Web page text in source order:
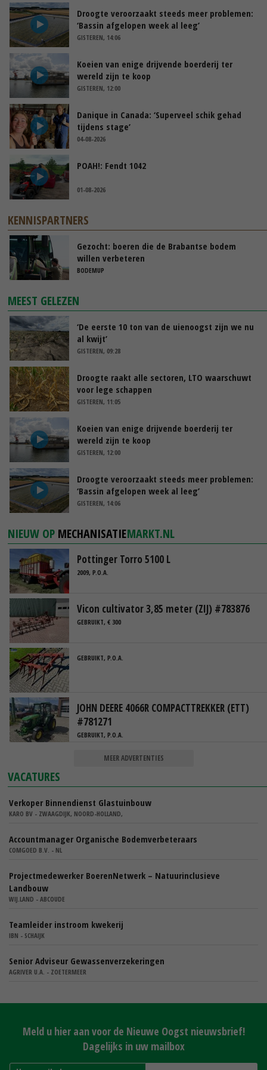
Droogte veroorzaakt steeds meer problemen:
‘Bassin afgelopen week al leeg’
GISTEREN, 14:06
Koeien van enige drijvende boerderij ter
wereld zijn te koop
GISTEREN, 12:00
Danique in Canada: ‘Superveel schik gehad
tijdens stage’
04-08-2026
POAH!: Fendt 1042
01-08-2026
KENNISPARTNERS
Gezocht: boeren die de Brabantse bodem
willen verbeteren
BODEMUP
MEEST GELEZEN
‘De eerste 10 ton van de uienoogst zijn we nu
al kwijt’
GISTEREN, 09:28
Droogte raakt alle sectoren, LTO waarschuwt
voor lege schappen
GISTEREN, 11:05
Koeien van enige drijvende boerderij ter
wereld zijn te koop
GISTEREN, 12:00
Droogte veroorzaakt steeds meer problemen:
‘Bassin afgelopen week al leeg’
GISTEREN, 14:06
NIEUW OP MECHANISATIEMARKT.NL
Pottinger Torro 5100 L
2009, P.O.A.
Vicon cultivator 3,85 meter (ZIJ) #783876
GEBRUIKT, € 300
GEBRUIKT, P.O.A.
JOHN DEERE 4066R COMPACTTREKKER (ETT)
#781271
GEBRUIKT, P.O.A.
MEER ADVERTENTIES
VACATURES
Verkoper Binnendienst Glastuinbouw
KARO BV - ZWAAGDIJK, NOORD-HOLLAND,
Accountmanager Organische Bodemverbeteraars
COMGOED B.V. - NL
Projectmedewerker BoerenNetwerk – Natuurinclusieve
Landbouw
WIJ.LAND - ABCOUDE
Teamleider instroom kwekerij
IBN - SCHAIJK
Senior Adviseur Gewassenverzekeringen
AGRIVER U.A. - ZOETERMEER
Meld u hier aan voor de Nieuwe Oogst nieuwsbrief!
Dagelijks in uw mailbox